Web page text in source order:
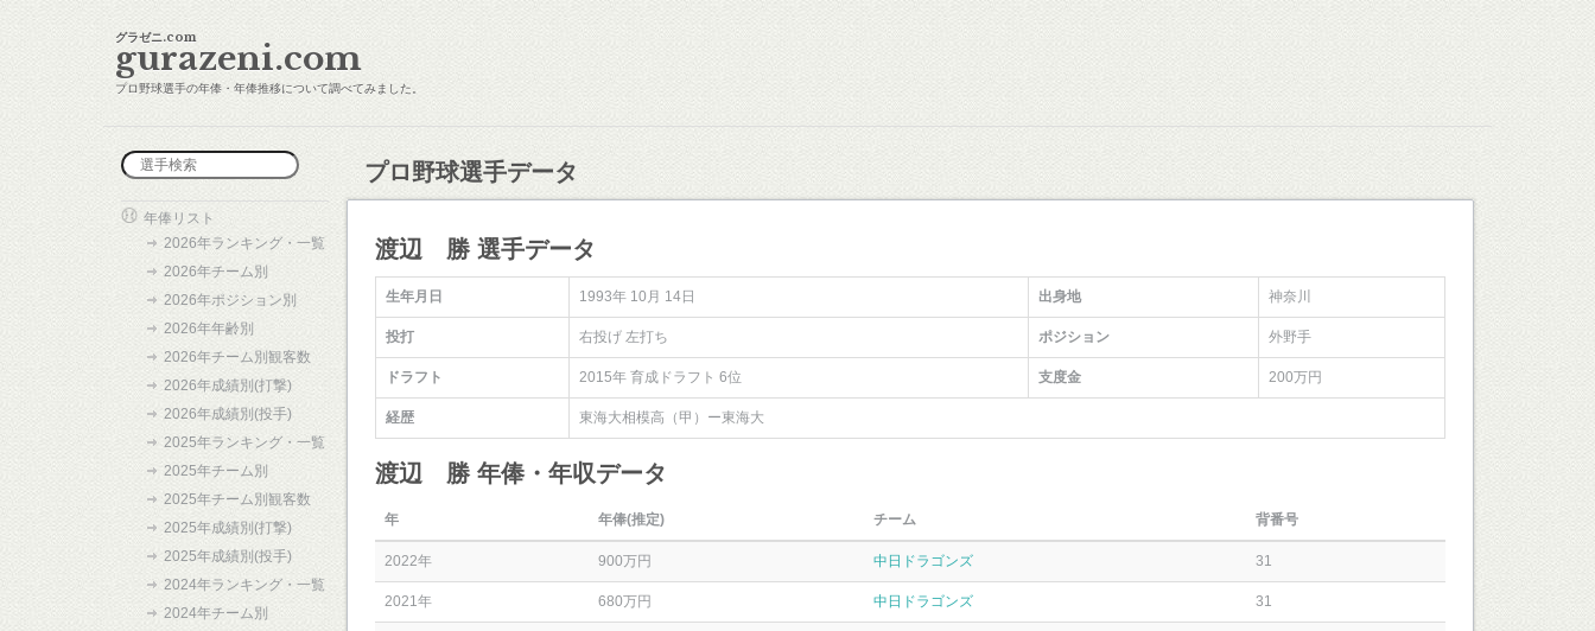
グラゼニ.com
gurazeni.com
プロ野球選手の年俸・年俸推移について調べてみました。
年俸リスト
2026年ランキング・一覧
2026年チーム別
2026年ポジション別
2026年年齢別
2026年チーム別観客数
2026年成績別(打撃)
2026年成績別(投手)
2025年ランキング・一覧
2025年チーム別
2025年チーム別観客数
2025年成績別(打撃)
2025年成績別(投手)
2024年ランキング・一覧
2024年チーム別
プロ野球選手データ
渡辺 勝 選手データ
生年月日 1993年 10月 14日 出身地 神奈川
投打 右投げ 左打ち ポジション 外野手
ドラフト 2015年 育成ドラフト 6位 支度金 200万円
経歴 東海大相模高（甲）ー東海大
渡辺 勝 年俸・年収データ
年 年俸(推定) チーム 背番号
2022年 900万円 中日ドラゴンズ 31
2021年 680万円 中日ドラゴンズ 31